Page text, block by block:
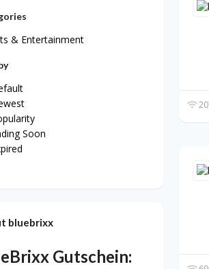
& Entertainment
Soon
bluebrixx
Gutschein: